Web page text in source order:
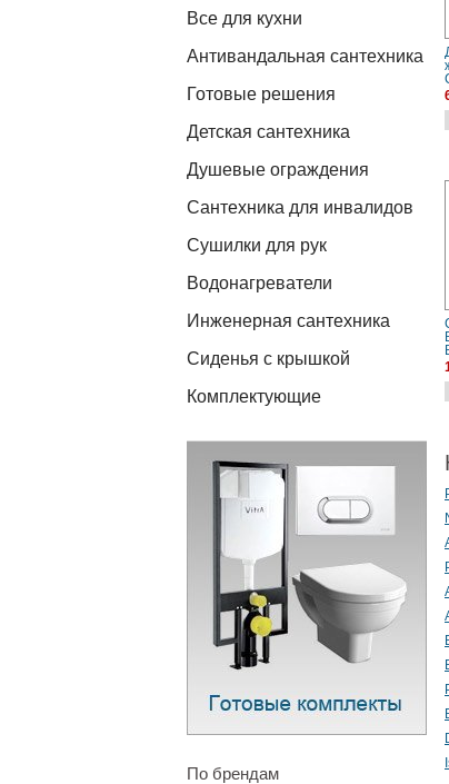
Все для кухни
Антивандальная сантехника
Готовые решения
Детская сантехника
Душевые ограждения
Сантехника для инвалидов
Сушилки для рук
Водонагреватели
Инженерная сантехника
Сиденья с крышкой
Комплектующие
По брендам